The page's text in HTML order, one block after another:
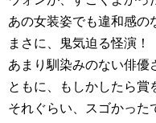
あの女装姿でも違和感の
まさに、鬼気迫る怪演！
あまり馴染みのない俳優
ともに、もしかしたら賞
それぐらい、スゴかった